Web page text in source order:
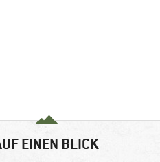
EINEN BLICK